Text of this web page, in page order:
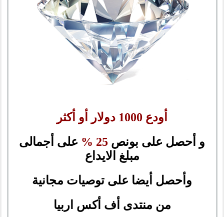
أودع 1000 دولار أو أكثر
و أحصل على بونص 25 %
على أجمالى
مبلغ الايداع
وأحصل أيضا على توصيات مجانية
من منتدى أف أكس اربيا